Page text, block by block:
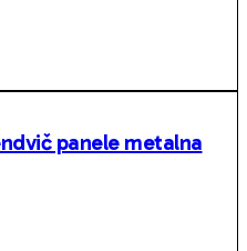
panele metalna